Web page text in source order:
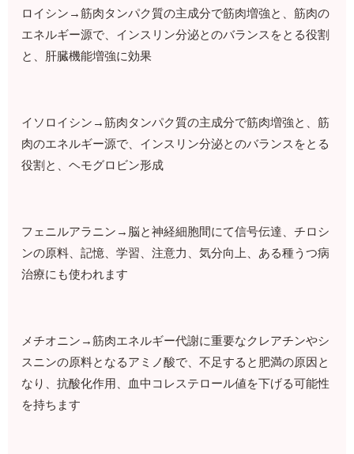
ロイシン→筋肉タンパク質の主成分で筋肉増強と、筋肉の
エネルギー源で、インスリン分泌とのバランスをとる役割
と、肝臓機能増強に効果
イソロイシン→筋肉タンパク質の主成分で筋肉増強と、筋
肉のエネルギー源で、インスリン分泌とのバランスをとる
役割と、ヘモグロビン形成
フェニルアラニン→脳と神経細胞間にて信号伝達、チロシ
ンの原料、記憶、学習、注意力、気分向上、ある種うつ病
治療にも使われます
メチオニン→筋肉エネルギー代謝に重要なクレアチンやシ
スニンの原料となるアミノ酸で、不足すると肥満の原因と
なり、抗酸化作用、血中コレステロール値を下げる可能性
を持ちます